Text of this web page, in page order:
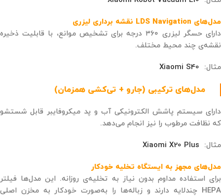
مدل‌های LDS Navigation نقشه ‌برداری لیزری
دارای حسگر لیزری ۳۶۰ درجه برای تشخیص موانع، با قابلیت ذخیره
نقشه‌ی چند محیط مختلف.
مثال: Xiaomi S40
مدل‌های ترکیبی (جارو + تی‌کشی همزمان)
دارای سیستم پاشش الکترونیکی آب و پد میکروفایبر قابل شستشو
که نظافت مرطوب را نیز انجام می‌دهد.
مثال: Xiaomi X20 Plus
مدل‌های مجهز به ایستگاه تخلیه خودکار
برای استفاده مداوم بدون نیاز به تخلیه‌ی روزانه. این مدل‌ها فیلتر
HEPA چندلایه دارند و زباله‌ها را به‌صورت خودکار به مخزن اصلی